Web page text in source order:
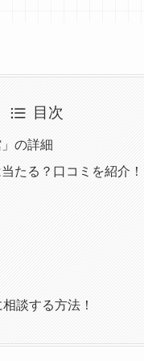
目次
の詳細
たる？口コミを紹介！
談する方法！